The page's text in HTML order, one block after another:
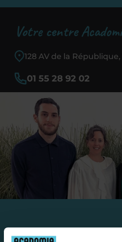
Votre centre
128 AV de la République,
01 55 28 92 02
Travailler chez